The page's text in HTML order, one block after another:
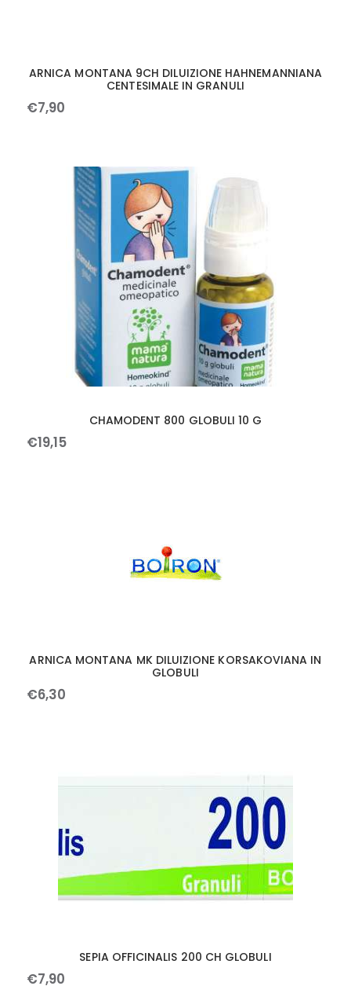
ARNICA MONTANA 9CH DILUIZIONE HAHNEMANNIANA
CENTESIMALE IN GRANULI
€7,90
CHAMODENT 800 GLOBULI 10 G
€19,15
ARNICA MONTANA MK DILUIZIONE KORSAKOVIANA IN
GLOBULI
€6,30
SEPIA OFFICINALIS 200 CH GLOBULI
€7,90